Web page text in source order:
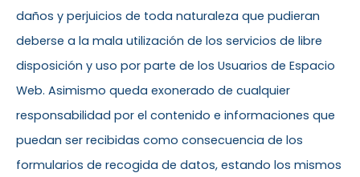
daños y perjuicios de toda naturaleza que pudieran
deberse a la mala utilización de los servicios de libre
disposición y uso por parte de los Usuarios de Espacio
Web. Asimismo queda exonerado de cualquier
responsabilidad por el contenido e informaciones que
puedan ser recibidas como consecuencia de los
formularios de recogida de datos, estando los mismos